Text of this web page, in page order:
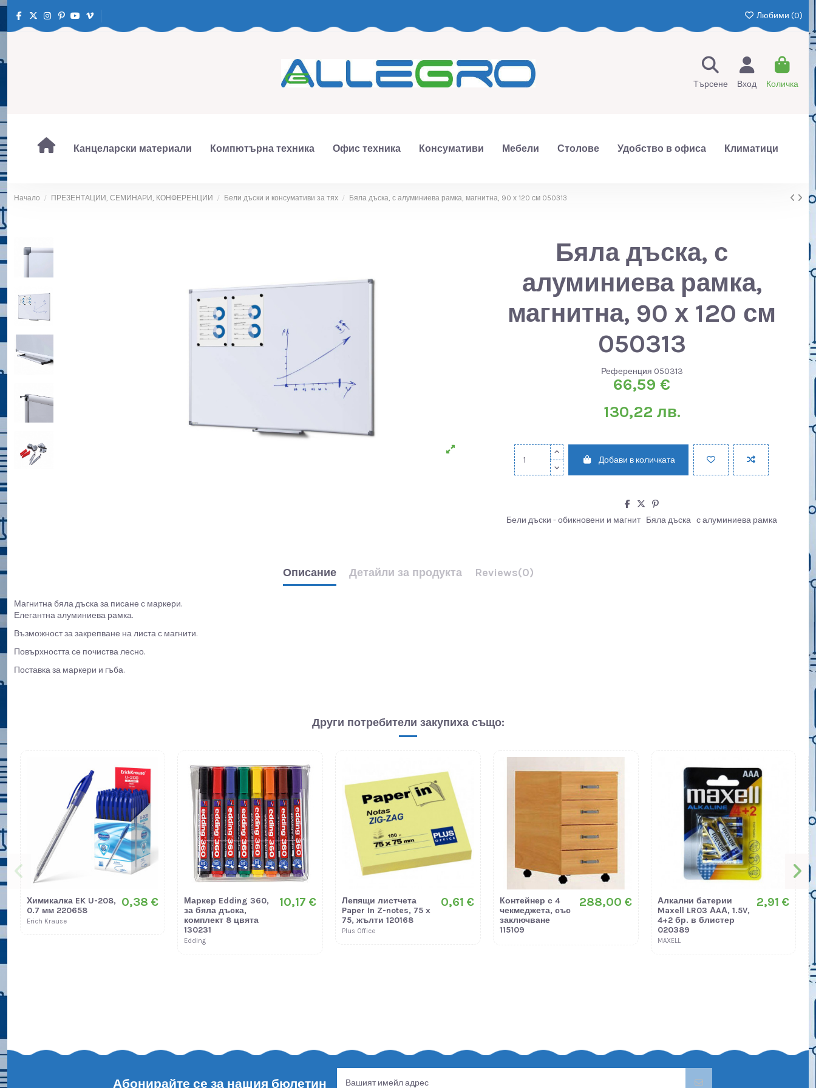
Любими (0)
Търсене Вход Количка
Канцеларски материали Компютърна техника Офис техника Консумативи Мебели Столове Удобство в офиса Климатици
Начало ПРЕЗЕНТАЦИИ, СЕМИНАРИ, КОНФЕРЕНЦИИ Бели дъски и консумативи за тях Бяла дъска, с алуминиева рамка, магнитна, 90 х 120 см 050313
Бяла дъска, с
алуминиева рамка,
магнитна, 90 х 120 см
050313
Референция 050313
66,59 €
130,22 лв.
Добави в количката
Бели дъски - обикновени и магнит Бяла дъска с алуминиева рамка
Описание Детайли за продукта Reviews(0)
Магнитна бяла дъска за писане с маркери.
Елегантна алуминиева рамка.
Възможност за закрепване на листа с магнити.
Повърхността се почиства лесно.
Поставка за маркери и гъба.
Други потребители закупиха също:
Химикалка EK U-208,
0.7 мм 220658
Erich Krause
0,38 €
Маркер Edding 360,
за бяла дъска,
комплект 8 цвята
130231
Edding
10,17 €
Лепящи листчета
Paper In Z-notes, 75 х
75, жълти 120168
Plus Office
0,61 €
Контейнер с 4
чекмеджета, със
заключване
115109
288,00 €
Алкални батерии
Maxell LR03 АAА, 1.5V,
4+2 бр. в блистер
020389
MAXELL
2,91 €
Абонирайте се за нашия бюлетин